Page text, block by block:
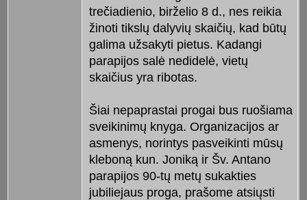
trečiadienio, birželio 8 d., nes reikia
žinoti tikslų dalyvių skaičių, kad būtų
galima užsakyti pietus. Kadangi
parapijos salė nedidelė, vietų
skaičius yra ribotas.
Šiai nepaprastai progai bus ruošiama
sveikinimų knyga. Organizacijos ar
asmenys, norintys pasveikinti mūsų
kleboną kun. Joniką ir Šv. Antano
parapijos 90-tų metų sukakties
jubiliejaus proga, prašome atsiųsti